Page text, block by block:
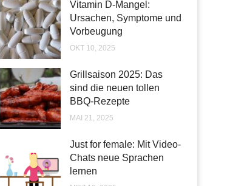
Vitamin D-Mangel:
Ursachen, Symptome und
Vorbeugung
OKT 10, 2025
Grillsaison 2025: Das
sind die neuen tollen
BBQ-Rezepte
MAI 21, 2025
Just for female: Mit Video-
Chats neue Sprachen
lernen